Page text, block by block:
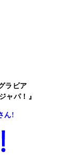
ラビア
ャパ！』
ん!